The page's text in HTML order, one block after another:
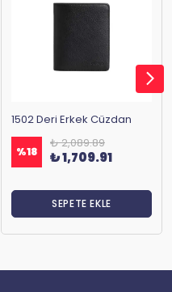
1502 Deri Erkek Cüzdan
%18
₺ 2,089.89
₺ 1,709.91
SEPETE EKLE